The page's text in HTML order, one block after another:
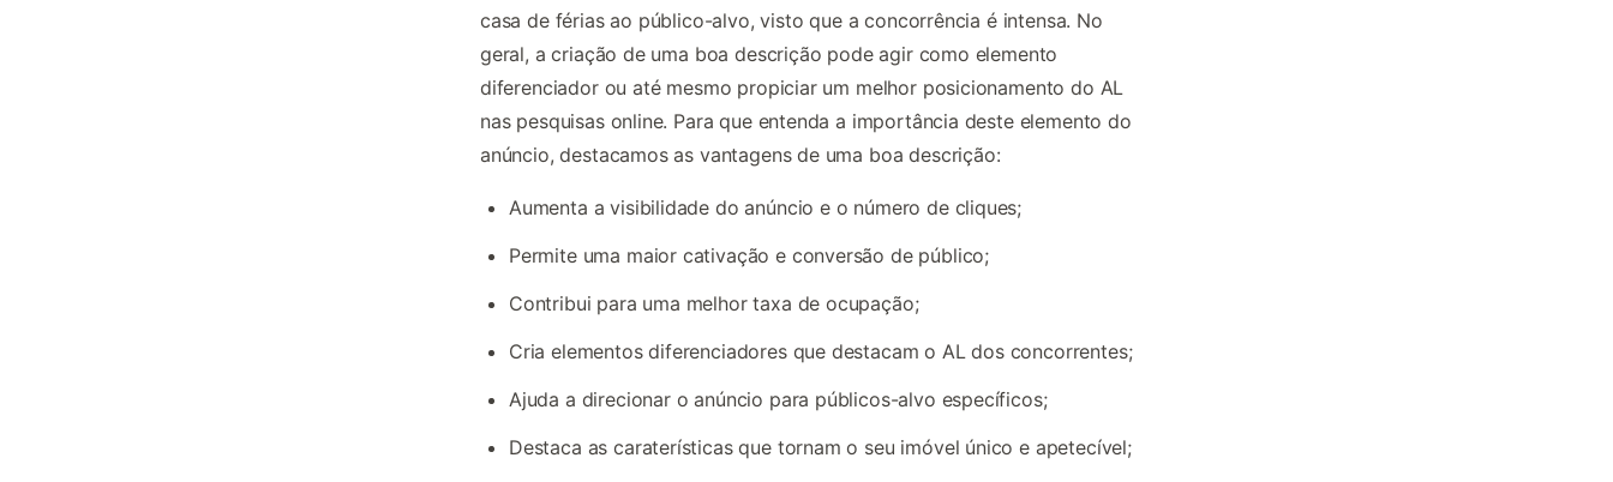
casa de férias ao público-alvo, visto que a concorrência é intensa. No
geral, a criação de uma boa descrição pode agir como elemento
diferenciador ou até mesmo propiciar um melhor posicionamento do AL
nas pesquisas online. Para que entenda a importância deste elemento do
anúncio, destacamos as vantagens de uma boa descrição:
Aumenta a visibilidade do anúncio e o número de cliques;
Permite uma maior cativação e conversão de público;
Contribui para uma melhor taxa de ocupação;
Cria elementos diferenciadores que destacam o AL dos concorrentes;
Ajuda a direcionar o anúncio para públicos-alvo específicos;
Destaca as caraterísticas que tornam o seu imóvel único e apetecível;